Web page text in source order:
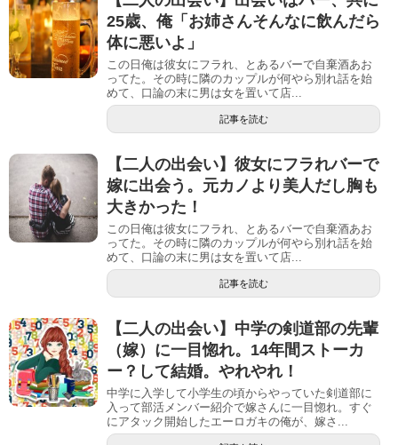
25歳、俺「お姉さんそんなに飲んだら
体に悪いよ」
この日俺は彼女にフラれ、とあるバーで自棄酒あお
ってた。その時に隣のカップルが何やら別れ話を始
めて、口論の末に男は女を置いて店...
記事を読む
【二人の出会い】彼女にフラれバーで
嫁に出会う。元カノより美人だし胸も
大きかった！
この日俺は彼女にフラれ、とあるバーで自棄酒あお
ってた。その時に隣のカップルが何やら別れ話を始
めて、口論の末に男は女を置いて店...
記事を読む
【二人の出会い】中学の剣道部の先輩
（嫁）に一目惚れ。14年間ストーカ
ー？して結婚。やれやれ！
中学に入学して小学生の頃からやっていた剣道部に
入って部活メンバー紹介で嫁さんに一目惚れ。すぐ
にアタック開始したエーロガキの俺が、嫁さ...